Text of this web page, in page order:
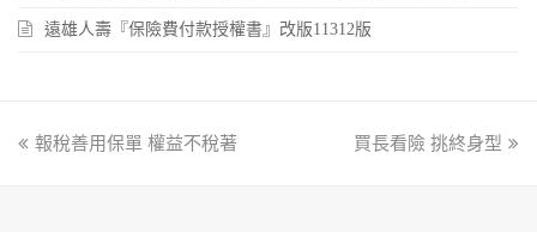
遠雄人壽『保險費付款授權書』改版11312版
previous
報稅善用保單 權益不稅著
next
買長看險 挑終身型